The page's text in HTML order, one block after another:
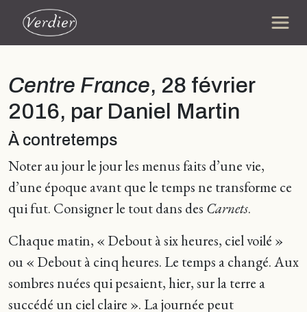
Centre France, 28 février
2016, par Daniel Martin
À contretemps
Noter au jour le jour les menus faits d’une vie,
d’une époque avant que le temps ne transforme ce
qui fut. Consigner le tout dans des Carnets.
Chaque matin, « Debout à six heures, ciel voilé »
ou « Debout à cinq heures. Le temps a changé. Aux
sombres nuées qui pesaient, hier, sur la terre a
succédé un ciel claire ». La journée peut